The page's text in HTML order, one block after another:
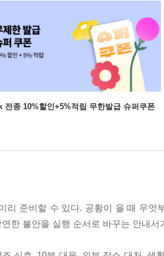
전종 10%할인+5%적립 무한발급 슈퍼쿠폰
리 준비할 수 있다. 공황이 올 때 무엇
한 불안을 실행 순서로 바꾸는 안내서